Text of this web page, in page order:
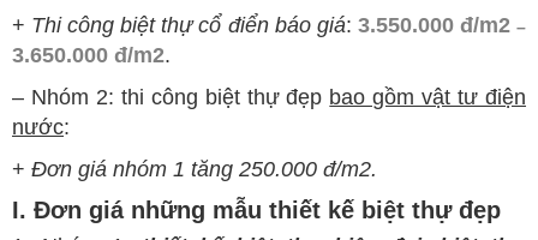
+ Thi công biệt thự cổ điển báo giá: 3.550.000 đ/m2–
3.650.000 đ/m2.
– Nhóm 2: thi công biệt thự đẹp bao gồm vật tư điện
nước:
+ Đơn giá nhóm 1 tăng 250.000 đ/m2.
I. Đơn giá những mẫu thiết kế biệt thự đẹp